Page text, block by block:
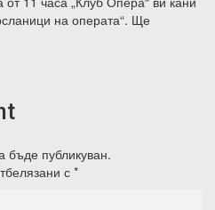
на операта“. Ще
публикуван.
с *